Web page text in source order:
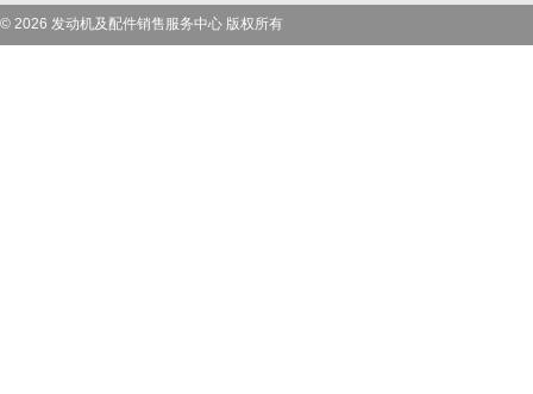
© 2026 发动机及配件销售服务中心 版权所有